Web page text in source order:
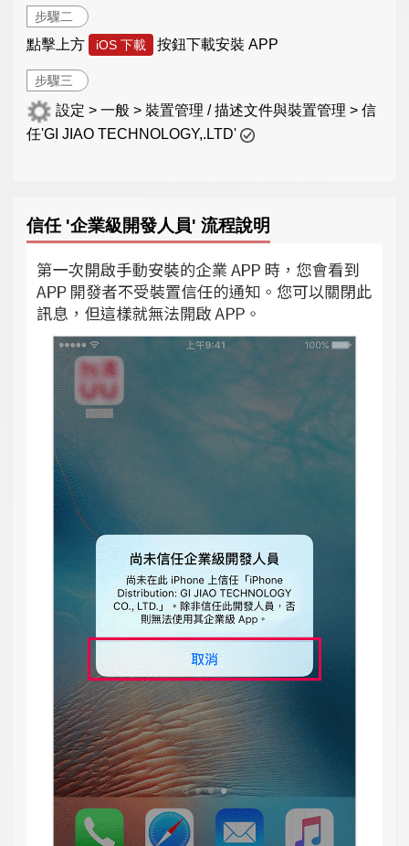
步驟二
點擊上方 iOS 下載 按鈕下載安裝 APP
步驟三
設定 > 一般 > 裝置管理 / 描述文件與裝置管理 > 信
任'GI JIAO TECHNOLOGY,.LTD'
信任 '企業級開發人員' 流程說明